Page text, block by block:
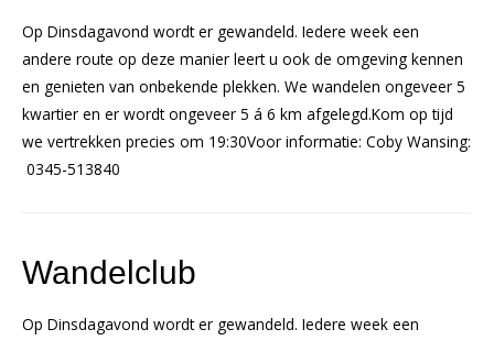
Op Dinsdagavond wordt er gewandeld. Iedere week een
andere route op deze manier leert u ook de omgeving kennen
en genieten van onbekende plekken. We wandelen ongeveer 5
kwartier en er wordt ongeveer 5 á 6 km afgelegd.Kom op tijd
we vertrekken precies om 19:30Voor informatie: Coby Wansing:
0345-513840
Wandelclub
Op Dinsdagavond wordt er gewandeld. Iedere week een